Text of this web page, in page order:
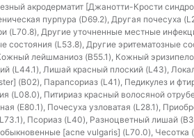
акродерматит [Джанотти-Крости
пурпура (D69.2), Другая почесуха
(L70.8), Другие уточненные местные
состояния (L53.8), Другие эритематозные
лейшманиоз (B55.1), Кожный
(L44.1), Лишай красный плоский (L43),
(B02), Парапсориаз (L41), Педикулез и
(L08.0), Питириаз красный волосяной
(E80.1), Почесуха узловатая (L28.1),
Псориаз (L40), Разноцветный лишай
[acne vulgaris] (L70.0), Чесотка